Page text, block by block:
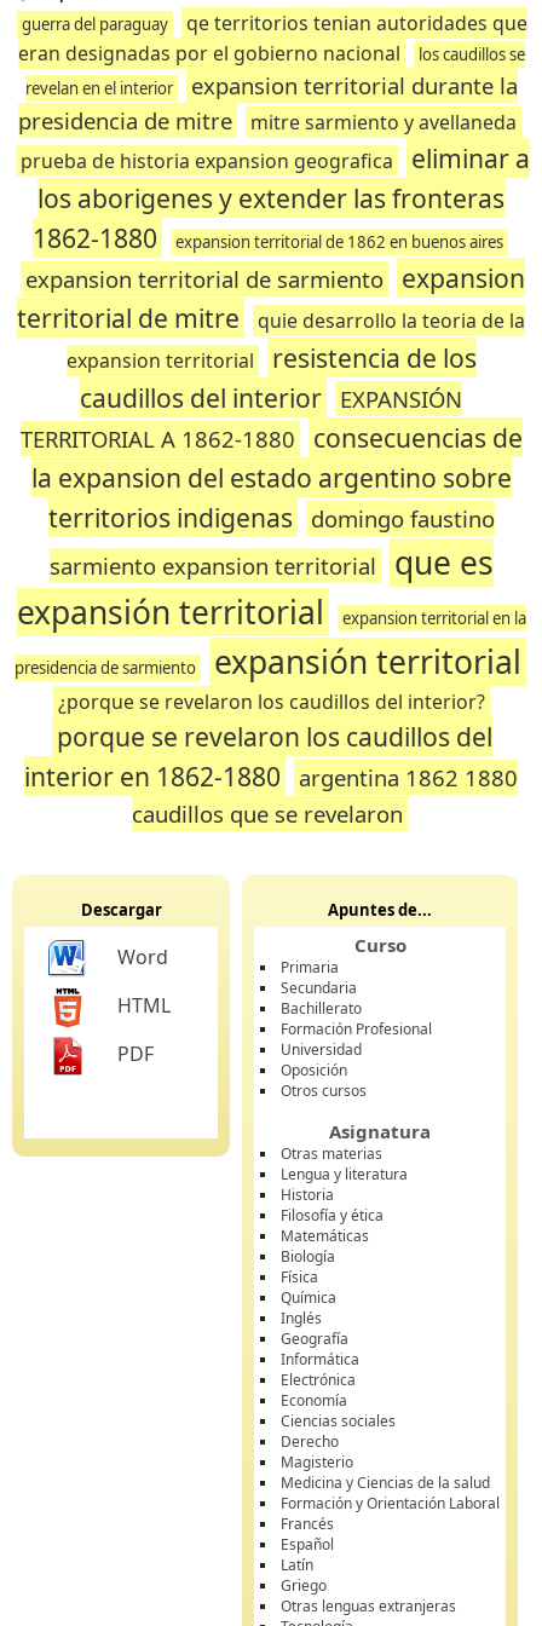
guerra del paraguay
qe territorios tenian autoridades que
eran designadas por el gobierno nacional
los caudillos se
revelan en el interior
expansion territorial durante la
presidencia de mitre
mitre sarmiento y avellaneda
prueba de historia expansion geografica
eliminar a
los aborigenes y extender las fronteras
1862-1880
expansion territorial de 1862 en buenos aires
expansion territorial de sarmiento
expansion
territorial de mitre
quie desarrollo la teoria de la
expansion territorial
resistencia de los
caudillos del interior
EXPANSIÓN
TERRITORIAL A 1862-1880
consecuencias de
la expansion del estado argentino sobre
territorios indigenas
domingo faustino
sarmiento expansion territorial
que es
expansión territorial
expansion territorial en la
presidencia de sarmiento expansión territorial
¿porque se revelaron los caudillos del interior?
porque se revelaron los caudillos del
interior en 1862-1880
argentina 1862 1880
caudillos que se revelaron
Descargar
Word
HTML
PDF
Apuntes de...
Curso
Primaria
Secundaria
Bachillerato
Formación Profesional
Universidad
Oposición
Otros cursos
Asignatura
Otras materias
Lengua y literatura
Historia
Filosofía y ética
Matemáticas
Biología
Física
Química
Inglés
Geografía
Informática
Electrónica
Economía
Ciencias sociales
Derecho
Magisterio
Medicina y Ciencias de la salud
Formación y Orientación Laboral
Francés
Español
Latín
Griego
Otras lenguas extranjeras